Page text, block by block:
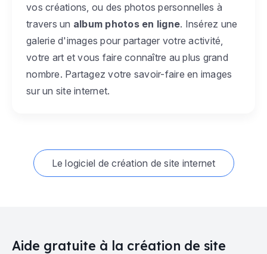
vos créations, ou des photos personnelles à
travers un album photos en ligne. Insérez une
galerie d'images pour partager votre activité,
votre art et vous faire connaître au plus grand
nombre. Partagez votre savoir-faire en images
sur un site internet.
Le logiciel de création de site internet
Aide gratuite à la création de site